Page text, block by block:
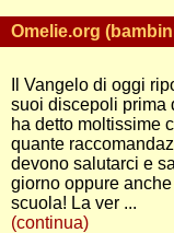
Omelie.org
Il Vangelo di oggi
suoi discepoli prima
ha detto moltissime
quante
devono salutarci e
giorno oppure
scuola! La ver ...
(continua)